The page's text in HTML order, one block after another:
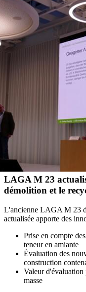
LAGA M 23
démolition et le
L'ancienne LAGA M 23
actualisée apporte des
Prise en compte
teneur en amiante
Évaluation des
construction
Valeur d'évaluation
masse